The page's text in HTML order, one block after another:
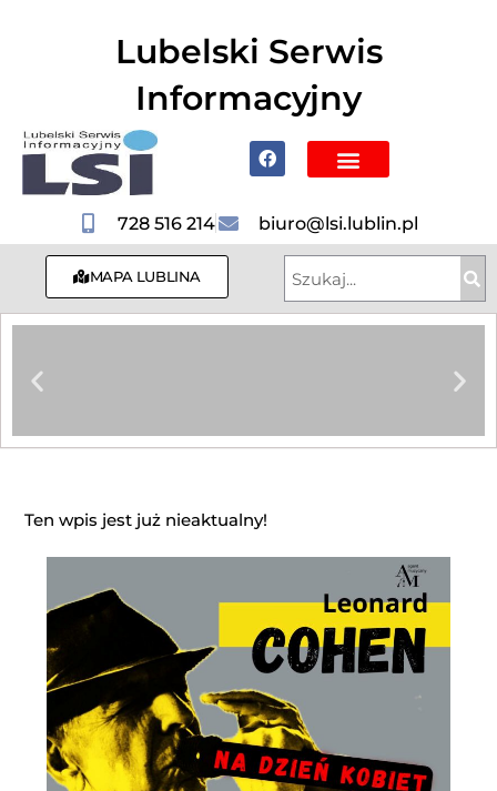
Lubelski Serwis
Informacyjny
728 516 214 biuro@lsi.lublin.pl
MAPA LUBLINA
Ten wpis jest już nieaktualny!